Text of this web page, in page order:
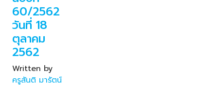
60/2562
วันที่ 18
ตุลาคม
2562
Written by
ครูสันติ มารัตน์